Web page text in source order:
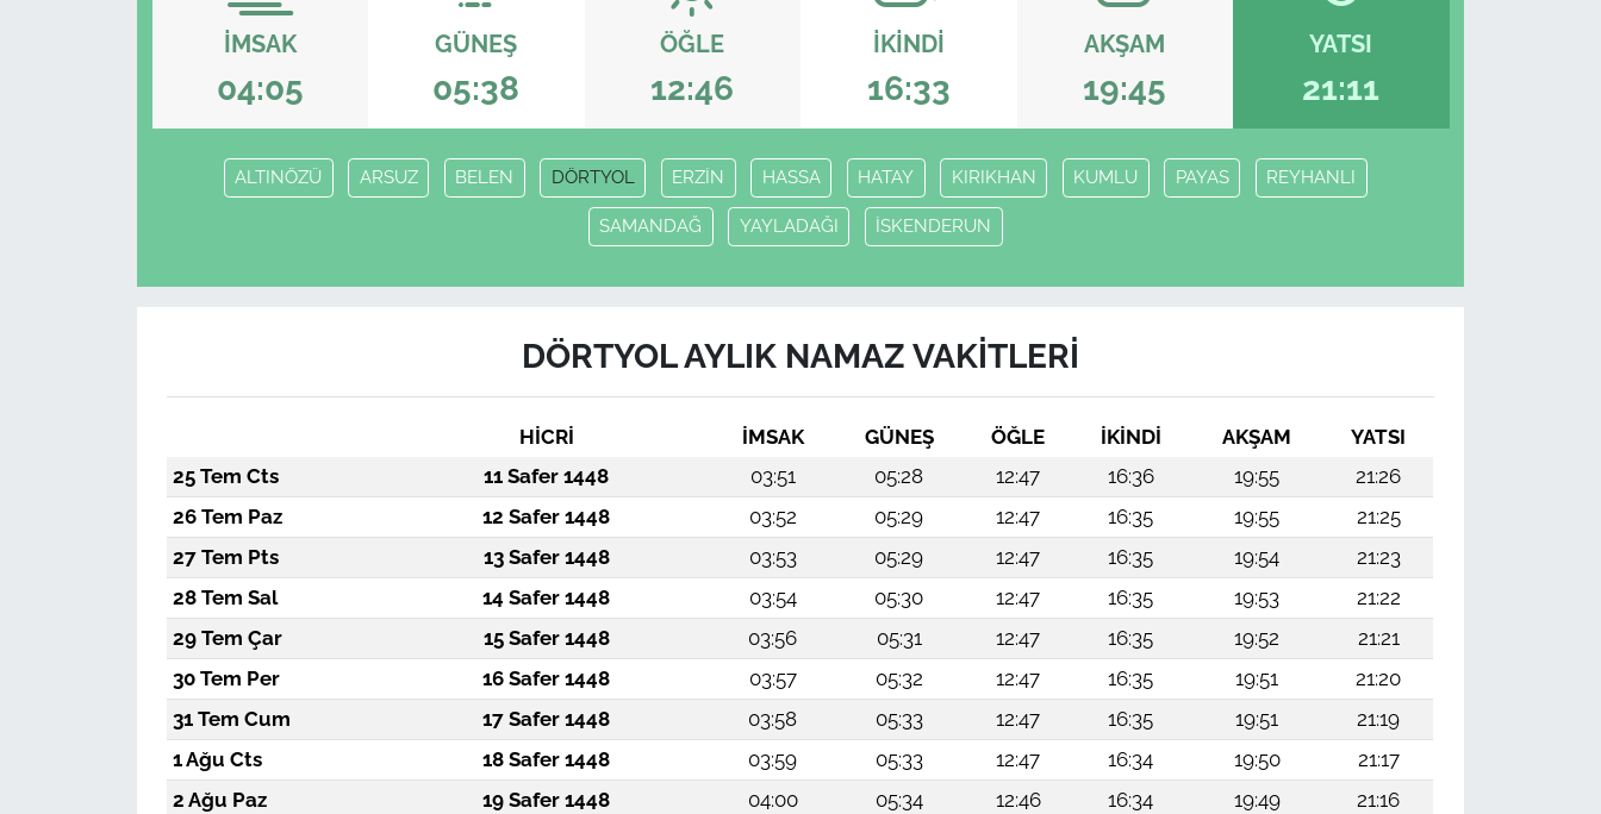
İMSAK
04:05
GÜNEŞ
05:38
ÖĞLE
12:46
İKINDI
16:33
AKŞAM
19:45
YATSI
21:11
ALTINÖZÜ ARSUZ BELEN DÖRTYOL ERZİN HASSA HATAY KIRIKHAN KUMLU PAYAS REYHANLI
SAMANDAĞ YAYLADAĞI İSKENDERUN
DÖRTYOL AYLIK NAMAZ VAKITLERI
HİCRİ İMSAK GÜNEŞ ÖĞLE İKINDI AKŞAM
YATSI
25 Tem Cts
11 Safer 1448 03:51 05:28 12:47 16:36 19:55
21:26
26 Tem Paz
12 Safer 1448 03:52 05:29 12:47 16:35 19:55
21:25
27 Tem Pts
13 Safer 1448 03:53 05:29 12:47 16:35 19:54
21:23
28 Tem Sal
14 Safer 1448 03:54 05:30 12:47 16:35 19:53
21:22
29 Tem Çar
15 Safer 1448 03:56 05:31 12:47 16:35 19:52
21:21
30 Tem Per
16 Safer 1448 03:57 05:32 12:47 16:35 19:51
21:20
31 Tem Cum
17 Safer 1448 03:58 05:33 12:47 16:35 19:51
21:19
1 Ağu Cts
18 Safer 1448 03:59 05:33 12:47 16:34 19:50
21:17
2 Ağu Paz
19 Safer 1448 04:00 05:34 12:46 16:34 19:49
21:16